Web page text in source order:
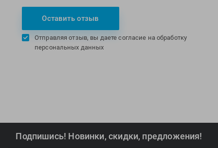
Оставить отзыв
Отправляя отзыв, вы даете согласие на обработку
персональных данных
Подпишись! Новинки, скидки, предложения!